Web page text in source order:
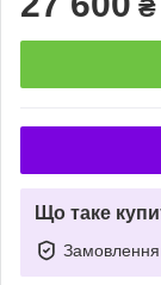
₴
Що таке
Замовлення